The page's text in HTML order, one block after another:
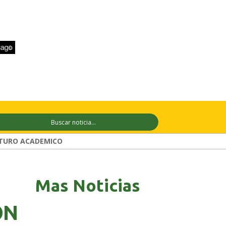
ACADEMICO
Mas Noticias